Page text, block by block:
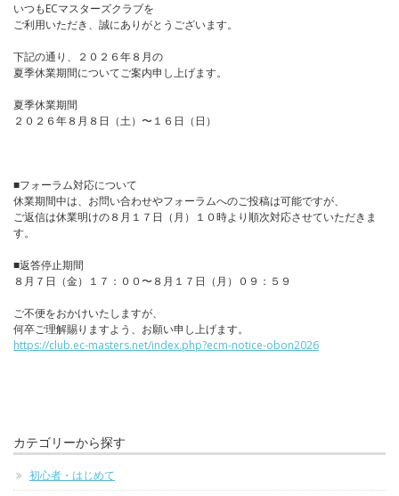
いつもECマスターズクラブを
ご利用いただき、誠にありがとうございます。
下記の通り、２０２６年８月の
夏季休業期間についてご案内申し上げます。
夏季休業期間
２０２６年８月８日（土）〜１６日（日）
■フォーラム対応について
休業期間中は、お問い合わせやフォーラムへのご投稿は可能ですが、
ご返信は休業明けの８月１７日（月）１０時より順次対応させていただきま
す。
■返答停止期間
８月７日（金）１７：００〜８月１７日（月）０９：５９
ご不便をおかけいたしますが、
何卒ご理解賜りますよう、お願い申し上げます。
https://club.ec-masters.net/index.php?ecm-notice-obon2026
カテゴリーから探す
初心者・はじめて